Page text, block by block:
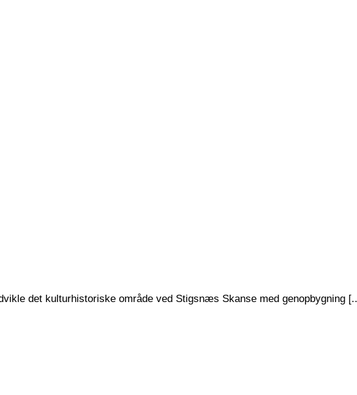
det kulturhistoriske område ved Stigsnæs Skanse med genopbygning